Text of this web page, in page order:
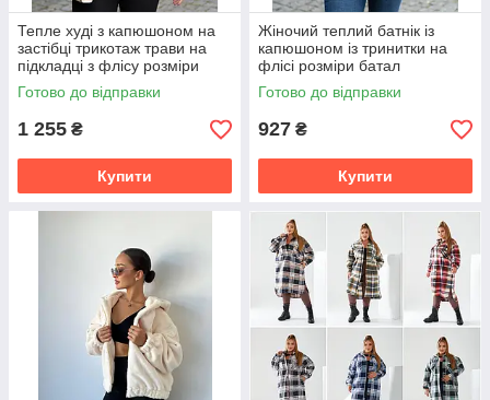
Тепле худі з капюшоном на
застібці трикотаж трави на
підкладці з флісу розміри
батал
Готово до відправки
1 255 ₴
Купити
Жіночий теплий батнік із
капюшоном із тринитки на
флісі розміри батал
Готово до відправки
927 ₴
Купити